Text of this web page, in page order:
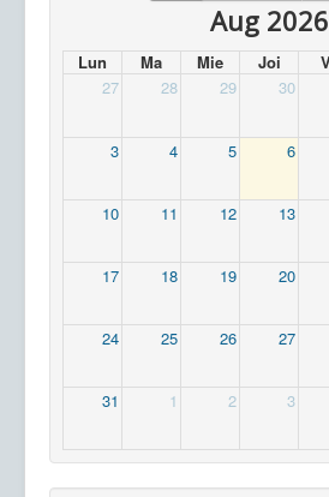
Aug 2026
Lun Ma Mie Joi
27
28 29 30
3 4 5 6
10 11 12 13
17 18 19 20
24 25 26 27
31 1 2 3